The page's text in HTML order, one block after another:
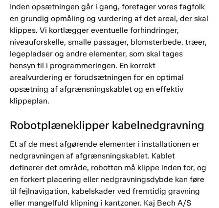
Inden opsætningen går i gang, foretager vores fagfolk
en grundig opmåling og vurdering af det areal, der skal
klippes. Vi kortlægger eventuelle forhindringer,
niveauforskelle, smalle passager, blomsterbede, træer,
legepladser og andre elementer, som skal tages
hensyn til i programmeringen. En korrekt
arealvurdering er forudsætningen for en optimal
opsætning af afgrænsningskablet og en effektiv
klippeplan.
Robotplæneklipper kabelnedgravning
Et af de mest afgørende elementer i installationen er
nedgravningen af afgrænsningskablet. Kablet
definerer det område, robotten må klippe inden for, og
en forkert placering eller nedgravningsdybde kan føre
til fejlnavigation, kabelskader ved fremtidig gravning
eller mangelfuld klipning i kantzoner. Kaj Bech A/S